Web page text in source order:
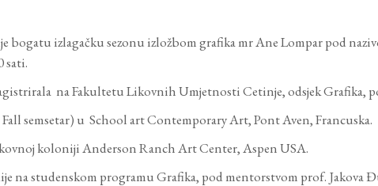
bogatu izlagačku sezonu izložbom grafika mr Ane Lompar pod
sati.
na Fakultetu Likovnih Umjetnosti Cetinje, odsjek Grafika,
Fall semsetar) u School art Contemporary Art, Pont Aven, Francuska.
koloniji Anderson Ranch Art Center, Aspen USA.
na studenskom programu Grafika, pod mentorstvom prof. Jakova